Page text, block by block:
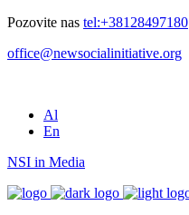
Pozovite nas tel:+38128497180
office@newsocialinitiative.org
Al
En
NSI in Media